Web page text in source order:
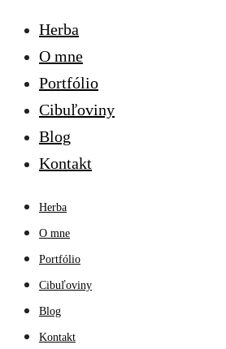
Herba
O mne
Portfólio
Cibuľoviny
Blog
Kontakt
Herba
O mne
Portfólio
Cibuľoviny
Blog
Kontakt